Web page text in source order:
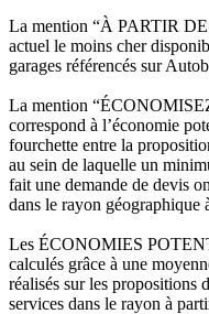
La mention “À PARTIR
actuel le moins cher
garages référencés sur
La mention
correspond à l’économie
fourchette entre la
au sein de laquelle un
fait une demande de devis
dans le rayon géographique
Les ÉCONOMIES
calculés grâce à une
réalisés sur les propositions
services dans le rayon à